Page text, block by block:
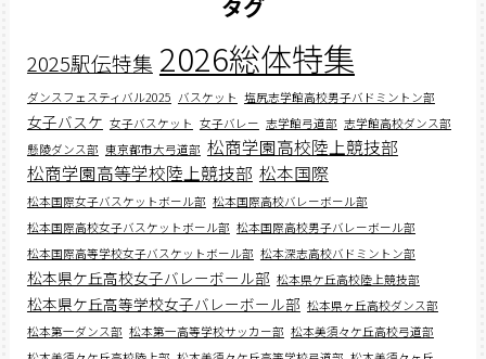
タグ
2025駅伝特集 2026総体特集
ダンスフェスティバル2025 バスケット 塩尻志学館高校男子バドミントン部
女子バスケ 女子バスケット 女子バレー 志学館弓道部 志学館高校ダンス部
懸陵ダンス部 東京都市大弓道部 松商学園高校陸上競技部
松商学園高等学校陸上競技部 松本国際
松本国際女子バスケットボール部 松本国際高校バレーボール部
松本国際高校女子バスケットボール部 松本国際高校男子バレーボール部
松本国際高等学校女子バスケットボール部 松本深志高校バドミントン部
松本県ケ丘高校女子バレーボール部 松本県ケ丘高校陸上競技部
松本県ケ丘高等学校女子バレーボール部 松本県ヶ丘高校ダンス部
松本第一ダンス部 松本第一高等学校サッカー部 松本美須々ケ丘高校弓道部